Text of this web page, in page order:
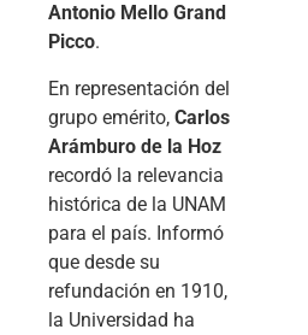
Antonio Mello Grand
Picco.
En representación del
grupo emérito, Carlos
Arámburo de la Hoz
recordó la relevancia
histórica de la UNAM
para el país. Informó
que desde su
refundación en 1910,
la Universidad ha